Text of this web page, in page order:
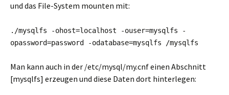
und das File-System mounten mit:
./mysqlfs -ohost=localhost -ouser=mysqlfs -
opassword=password -odatabase=mysqlfs /mysqlfs
Man kann auch in der /etc/mysql/my.cnf einen Abschnitt
[mysqlfs] erzeugen und diese Daten dort hinterlegen: